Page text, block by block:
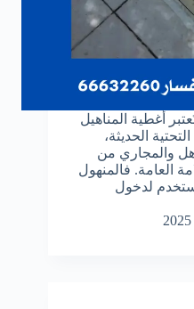
أغطية المناهيل
الحديثة،
والمجاري من
العامة. فالمنهول
لدخول